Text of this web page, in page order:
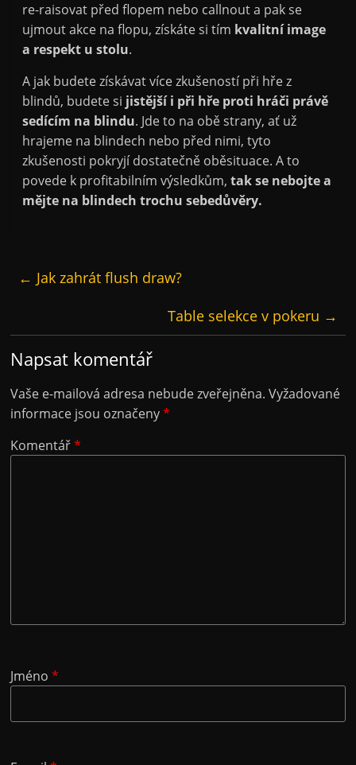
re-raisovat před flopem nebo callnout a pak se
ujmout akce na flopu, získáte si tím kvalitní image
a respekt u stolu.
A jak budete získávat více zkušeností při hře z
blindů, budete si jistější i při hře proti hráči právě
sedícím na blindu. Jde to na obě strany, ať už
hrajeme na blindech nebo před nimi, tyto
zkušenosti pokryjí dostatečně oběsituace. A to
povede k profitabilním výsledkům,tak se nebojte a
mějte na blindech trochu sebedůvěry.
← Jak zahrát flush draw?
Table selekce v pokeru →
Napsat komentář
Vaše e-mailová adresa nebude zveřejněna. Vyžadované
informace jsou označeny*
Komentář*
Jméno*